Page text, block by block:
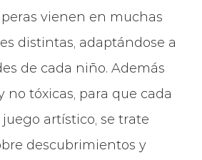
vienen en muchas
distintas, adaptándose a
de cada niño. Además
no tóxicas, para que cada
artístico, se trate
descubrimientos y